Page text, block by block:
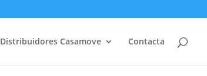
Distribuidores Casamove Contacta